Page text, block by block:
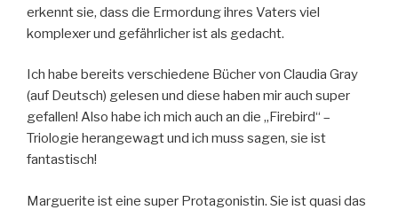
erkennt sie, dass die Ermordung ihres Vaters viel
komplexer und gefährlicher ist als gedacht.
Ich habe bereits verschiedene Bücher von Claudia Gray
(auf Deutsch) gelesen und diese haben mir auch super
gefallen! Also habe ich mich auch an die „Firebird“ –
Triologie herangewagt und ich muss sagen, sie ist
fantastisch!
Marguerite ist eine super Protagonistin. Sie ist quasi das